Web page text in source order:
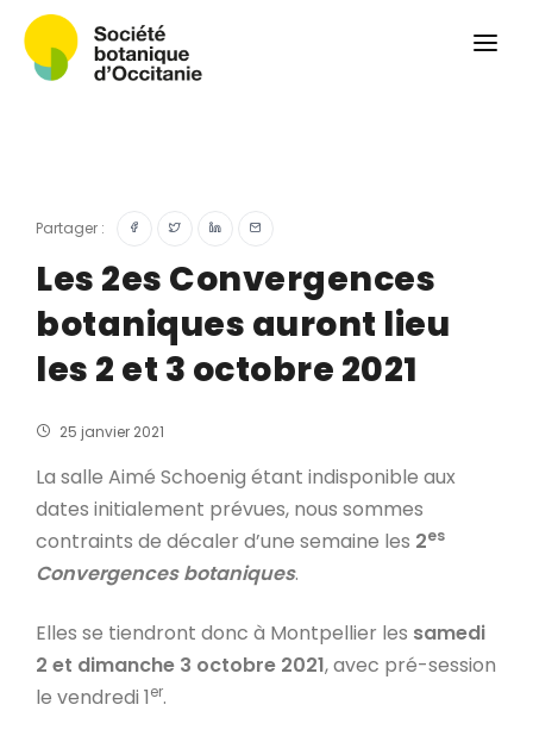
Herbier PCPR
Ressources
Actualités et calendrier
Contact
Partager :
Les 2es Convergences
botaniques auront lieu
les 2 et 3 octobre 2021
25 janvier 2021
La salle Aimé Schoenig étant indisponible aux
dates initialement prévues, nous sommes
contraints de décaler d’une semaine les 2es
Convergences botaniques.
Elles se tiendront donc à Montpellier les samedi
2 et dimanche 3 octobre 2021, avec pré-session
le vendredi 1er.